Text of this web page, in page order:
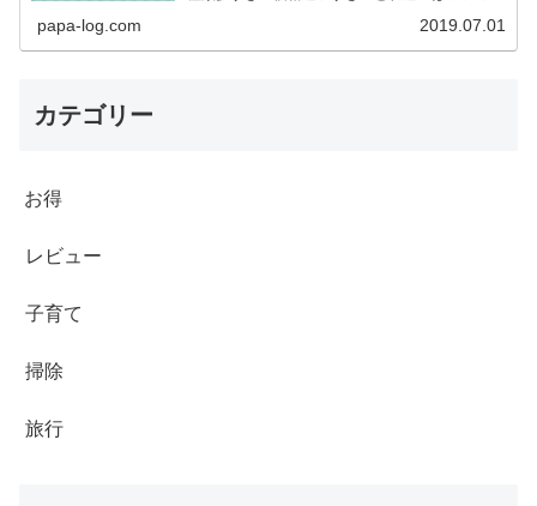
日々、買い物するものを何となく買うのではなく
papa-log.com 2019.07.01
カテゴリー
お得
レビュー
子育て
掃除
旅行